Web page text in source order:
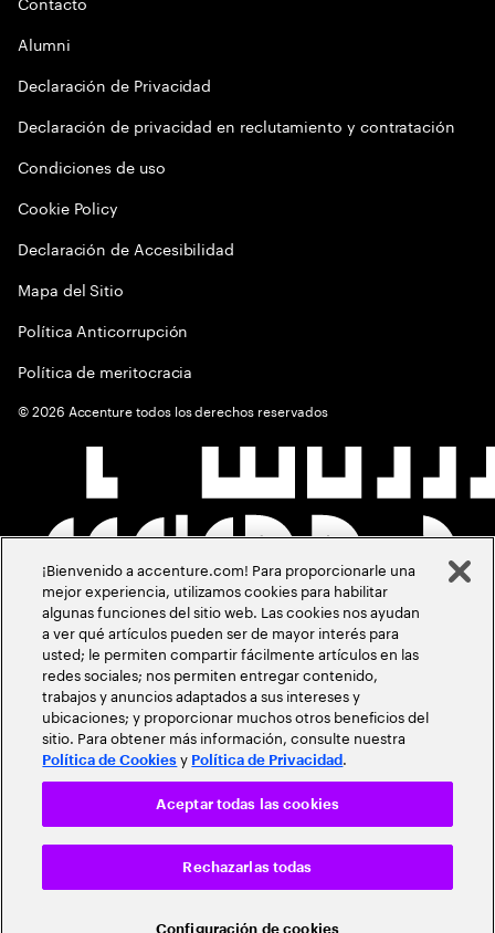
Alumni
Declaración de Privacidad
Declaración de privacidad en reclutamiento y contratación
Condiciones de uso
Cookie Policy
Declaración de Accesibilidad
Mapa del Sitio
Política Anticorrupción
Política de meritocracia
©2026 Accenture todos los derechos reservados
¡Bienvenido a accenture.com! Para proporcionarle una
mejor experiencia, utilizamos cookies para habilitar
algunas funciones del sitio web. Las cookies nos ayudan
a ver qué artículos pueden ser de mayor interés para
usted; le permiten compartir fácilmente artículos en las
redes sociales; nos permiten entregar contenido,
trabajos y anuncios adaptados a sus intereses y
ubicaciones; y proporcionar muchos otros beneficios del
sitio. Para obtener más información, consulte nuestra
Política de Cookies y Política de Privacidad .
Configuración de cookies
Rechazarlas todas
Aceptar todas las cookies